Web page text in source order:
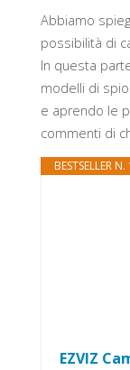
Abbiamo
possibilità di
In questa
modelli di
e aprendo le
commenti di
BESTSELLER N.
EZVIZ